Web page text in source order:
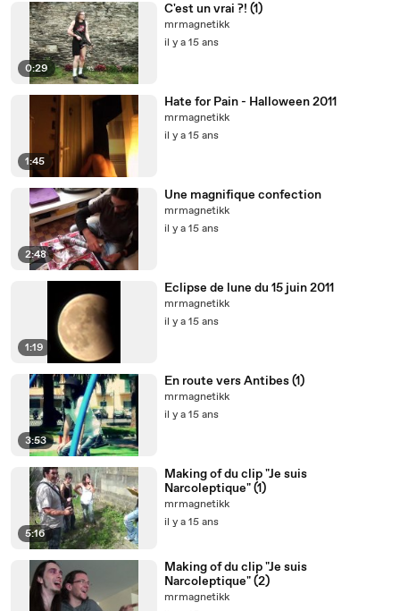
0:29
C'est un vrai ?! (1)
mrmagnetikk
il y a 15 ans
1:45
Hate for Pain - Halloween 2011
mrmagnetikk
il y a 15 ans
2:48
Une magnifique confection
mrmagnetikk
il y a 15 ans
1:19
Eclipse de lune du 15 juin 2011
mrmagnetikk
il y a 15 ans
3:53
En route vers Antibes (1)
mrmagnetikk
il y a 15 ans
5:16
Making of du clip "Je suis
Narcoleptique" (1)
mrmagnetikk
il y a 15 ans
Making of du clip "Je suis
Narcoleptique" (2)
mrmagnetikk